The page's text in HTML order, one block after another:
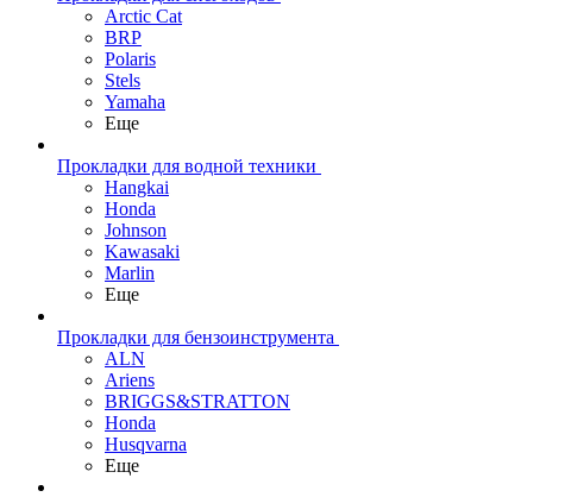
Arctic Cat
BRP
Polaris
Stels
Yamaha
Еще
Прокладки для водной техники
Hangkai
Honda
Johnson
Kawasaki
Marlin
Еще
Прокладки для бензоинструмента
ALN
Ariens
BRIGGS&STRATTON
Honda
Husqvarna
Еще